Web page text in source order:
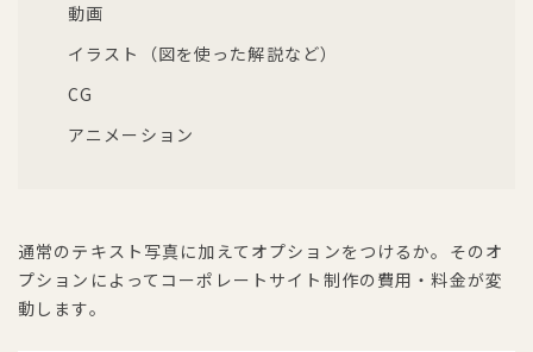
動画
イラスト（図を使った解説など）
CG
アニメーション
通常のテキスト写真に加えてオプションをつけるか。そのオ
プションによってコーポレートサイト制作の費用・料金が変
動します。